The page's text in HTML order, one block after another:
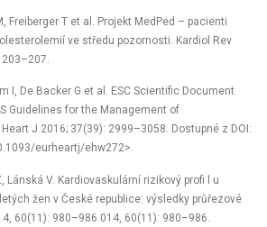
Freiberger T et al. Projekt MedPed –⁠ pacienti
ve středu pozornosti. Kardiol Rev
I, De Backer G et al. ESC Scientific Document
Guidelines for the Management of
J 2016; 37(39): 2999–3058. Dostupné z DOI:
eurheartj/ehw272>.
Lánská V. Kardiovaskulární rizikový profi l u
žen v České republice: výsledky průřezové
60(11): 980–986.014, 60(11): 980–986.